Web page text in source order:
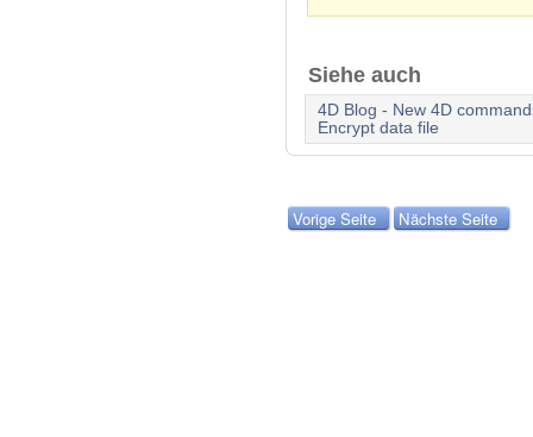
Siehe auch
4D Blog - New 4D
Encrypt data file
Vorige Seite Nächste Seite